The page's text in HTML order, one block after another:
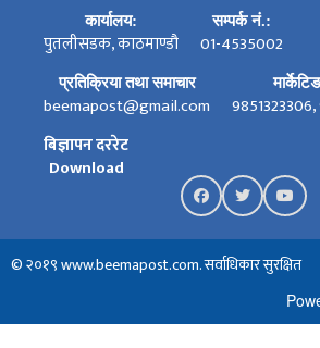
कार्यालय:
पुतलीसडक, काठमाण्डौ
सम्पर्क नं.:
01-4535002
प्रतिक्रिया तथा समाचार
beemapost@gmail.com
बिज्ञापन दररेट
Download
© २०१९ www.beemapost.com. सर्वाधिकार सुरक्षित